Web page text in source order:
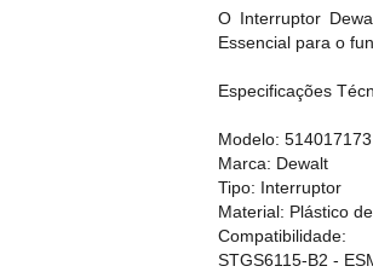
O Interruptor
Essencial para o
Especificações
Modelo: 514017173
Marca: Dewalt
Tipo: Interruptor
Material: Plástico
Compatibilidade:
STGS6115-B2 -